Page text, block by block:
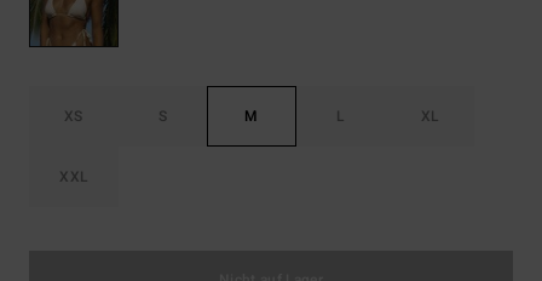
XS S M L XL
XXL